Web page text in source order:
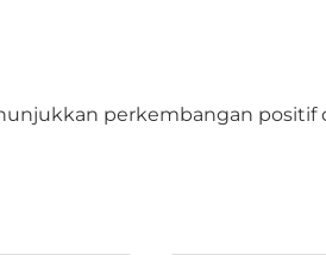
perkembangan positif